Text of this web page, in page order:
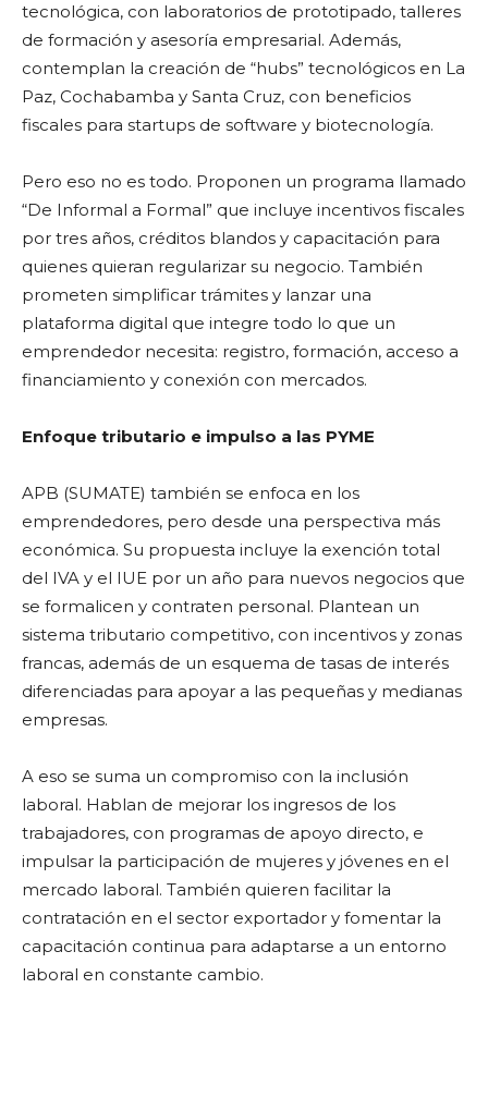
tecnológica, con laboratorios de prototipado, talleres
de formación y asesoría empresarial. Además,
contemplan la creación de “hubs” tecnológicos en La
Paz, Cochabamba y Santa Cruz, con beneficios
fiscales para startups de software y biotecnología.
Pero eso no es todo. Proponen un programa llamado
“De Informal a Formal” que incluye incentivos fiscales
por tres años, créditos blandos y capacitación para
quienes quieran regularizar su negocio. También
prometen simplificar trámites y lanzar una
plataforma digital que integre todo lo que un
emprendedor necesita: registro, formación, acceso a
financiamiento y conexión con mercados.
Enfoque tributario e impulso a las PYME
APB (SUMATE) también se enfoca en los
emprendedores, pero desde una perspectiva más
económica. Su propuesta incluye la exención total
del IVA y el IUE por un año para nuevos negocios que
se formalicen y contraten personal. Plantean un
sistema tributario competitivo, con incentivos y zonas
francas, además de un esquema de tasas de interés
diferenciadas para apoyar a las pequeñas y medianas
empresas.
A eso se suma un compromiso con la inclusión
laboral. Hablan de mejorar los ingresos de los
trabajadores, con programas de apoyo directo, e
impulsar la participación de mujeres y jóvenes en el
mercado laboral. También quieren facilitar la
contratación en el sector exportador y fomentar la
capacitación continua para adaptarse a un entorno
laboral en constante cambio.